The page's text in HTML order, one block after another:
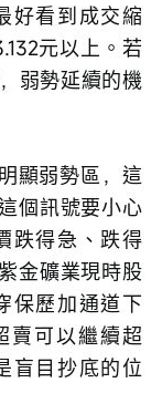
好看到成交縮
元以上。若
弱勢延續的機
顯弱勢區，這
個訊號要小心
跌得急、跌得
金礦業現時股
保歷加通道下
賣可以繼續超
盲目抄底的位